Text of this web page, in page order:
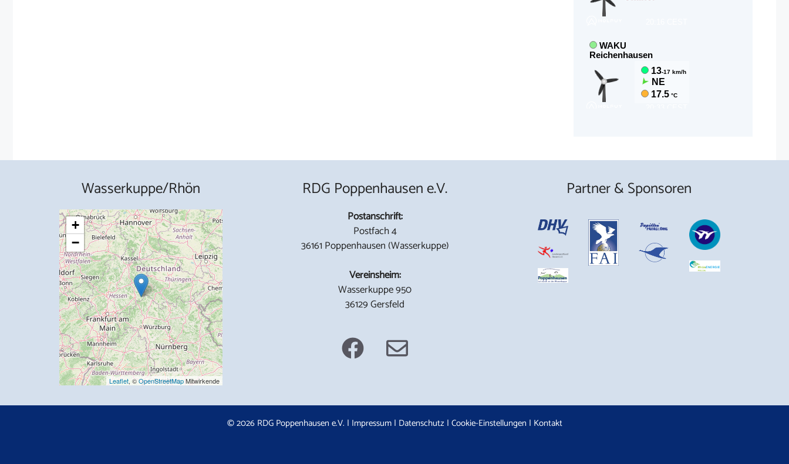
Wasserkuppe/Rhön
+
−
Leaflet, ©OpenStreetMapMitwirkende
RDG Poppenhausen e.V.
Postanschrift:
Postfach 4
36161 Poppenhausen (Wasserkuppe)
Vereinsheim:
Wasserkuppe 950
36129 Gersfeld
Partner & Sponsoren
© 2026 RDG Poppenhausen e.V. | Impressum| Datenschutz | Cookie-Einstellungen | Kontakt